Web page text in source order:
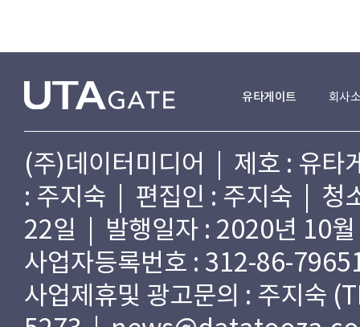
유타게이트 회사
(주)데이터미디어 | 제호 : 유
: 주지숙 | 편집인 : 주지숙 | 청
22일 | 발행일자 : 2020년 10
사업자등록번호 : 312-86-
사업제휴및 광고문의 : 주지숙